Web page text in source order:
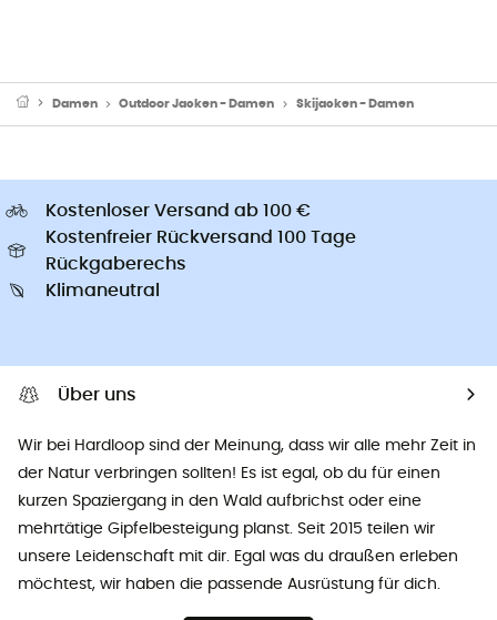
Damen Outdoor Jacken - Damen Skijacken - Damen
Kostenloser Versand ab 100 €
Kostenfreier Rückversand 100 Tage
Rückgaberechs
Klimaneutral
Über uns
Wir bei Hardloop sind der Meinung, dass wir alle mehr Zeit in
der Natur verbringen sollten! Es ist egal, ob du für einen
kurzen Spaziergang in den Wald aufbrichst oder eine
mehrtätige Gipfelbesteigung planst. Seit 2015 teilen wir
unsere Leidenschaft mit dir. Egal was du draußen erleben
möchtest, wir haben die passende Ausrüstung für dich.